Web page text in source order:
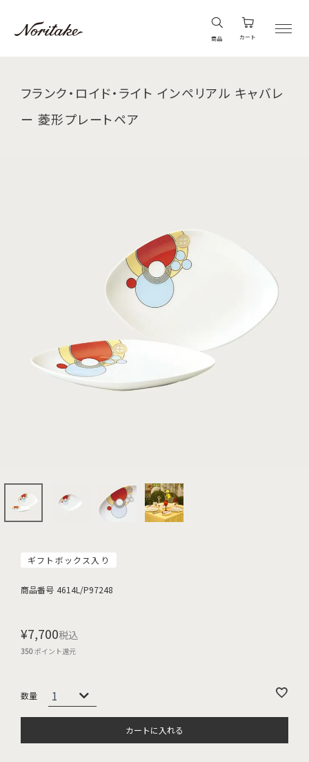
商品 カート
フランク・ロイド・ライト インペリアル キャバレ
ー 菱形プレートペア
ギフトボックス入り
商品番号 4614L/P97248
¥7,700税込
350ポイント還元
カートに入れる